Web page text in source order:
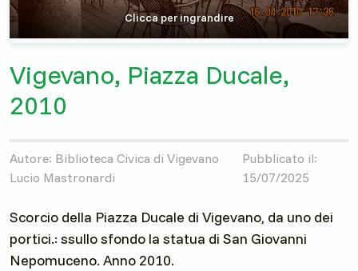
Clicca per ingrandire
Vigevano, Piazza Ducale,
2010
Autore: Biblioteca Civica di Vigevano
Lucio Mastronardi
Pubblicato il:
15/07/2025
Scorcio della Piazza Ducale di Vigevano, da uno dei
portici.: ssullo sfondo la statua di San Giovanni
Nepomuceno. Anno 2010.